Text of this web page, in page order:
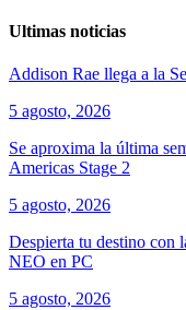
Ultimas noticias
Addison Rae llega a la
5 agosto, 2026
Se aproxima la última
Americas Stage 2
5 agosto, 2026
Despierta tu destino con
NEO en PC
5 agosto, 2026